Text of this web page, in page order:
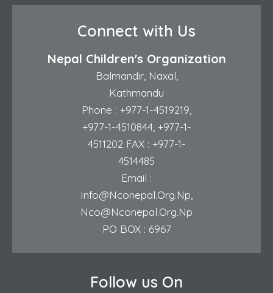
Connect with Us
Nepal Children's Organization
Balmandir, Naxal,
Kathmandu
Phone : +977-1-4519219
+977-1-4510844, +977-1-
4511202 FAX : +977-1-
4514485
Email :
Info@nconepal.org.np
Nco@nconepal.org.np
PO BOX : 6967
Follow us On